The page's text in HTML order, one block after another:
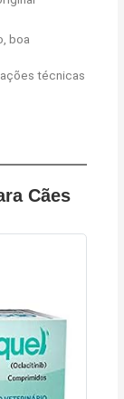
boa
técnicas
Cães